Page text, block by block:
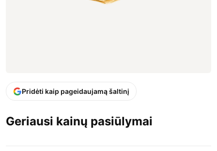
Pridėti kaip pageidaujamą šaltinį
Geriausi kainų pasiūlymai